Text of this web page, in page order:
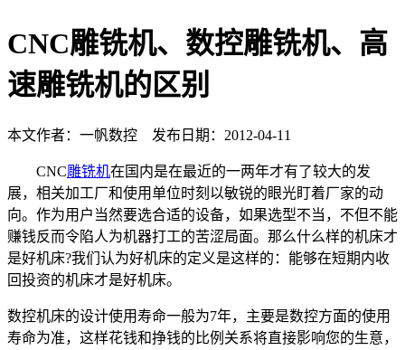
CNC雕铣机、数控雕铣机、高
速雕铣机的区别
本文作者：一帆数控 发布日期：2012-04-11
CNC雕铣机在国内是在最近的一两年才有了较大的发
展，相关加工厂和使用单位时刻以敏锐的眼光盯着厂家的动
向。作为用户当然要选合适的设备，如果选型不当，不但不能
赚钱反而令陷人为机器打工的苦涩局面。那么什么样的机床才
是好机床?我们认为好机床的定义是这样的：能够在短期内收
回投资的机床才是好机床。
数控机床的设计使用寿命一般为7年，主要是数控方面的使用
寿命为准，这样花钱和挣钱的比例关系将直接影响您的生意，